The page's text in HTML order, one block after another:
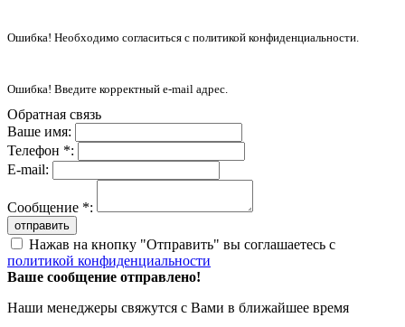
Ошибка! Необходимо согласиться с политикой конфиденциальности.
Ошибка! Введите корректный e-mail адрес.
Обратная связь
Ваше имя:
Телефон *:
E-mail:
Сообщение *:
отправить
Нажав на кнопку "Отправить" вы соглашаетесь с
политикой конфиденциальности
Ваше сообщение отправлено!
Наши менеджеры свяжутся с Вами в ближайшее время